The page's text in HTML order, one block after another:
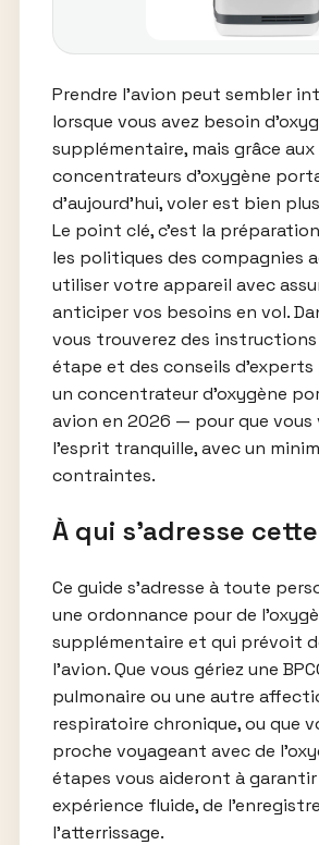
Prendre l’avion peut sembler
lorsque vous avez besoin
supplémentaire, mais grâce aux
concentrateurs d’oxygène
d’aujourd’hui, voler est bien
Le point clé, c’est la
les politiques des compagnies
utiliser votre appareil avec
anticiper vos besoins en vol.
vous trouverez des
étape et des conseils
un concentrateur d’oxygène
avion en 2026 — pour que vous
l’esprit tranquille, avec un
contraintes.
À qui s’adresse
Ce guide s’adresse à toute
une ordonnance pour de
supplémentaire et qui prévoit
l’avion. Que vous gériez une
pulmonaire ou une autre
respiratoire chronique, ou que
proche voyageant avec de
étapes vous aideront à garantir
expérience fluide, de
l’atterrissage.